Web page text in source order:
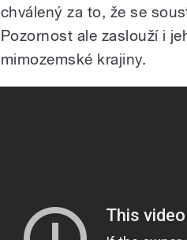
chválený za to, že se
Pozornost ale zaslouží i
mimozemské krajiny.